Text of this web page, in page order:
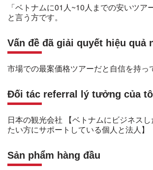
「ベトナムに01人~10人までの安いツア
と言う方です。
Vấn đề đã giải quyết hiệu quả
市場での最案価格ツアーだと自信を持っ
Đối tác referral lý tưởng của
日本の観光会社 【ベトナムにビジネス
たい方にサポートしている個人と法人】
Sản phẩm hàng đầu